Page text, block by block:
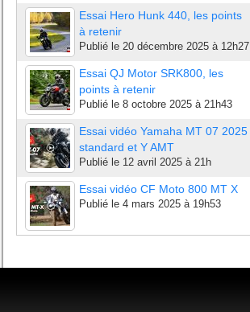
Essai Hero Hunk 440, les points
à retenir
Publié le 20 décembre 2025 à 12h27
Essai QJ Motor SRK800, les
points à retenir
Publié le 8 octobre 2025 à 21h43
Essai vidéo Yamaha MT 07 2025
standard et Y AMT
Publié le 12 avril 2025 à 21h
Essai vidéo CF Moto 800 MT X
Publié le 4 mars 2025 à 19h53